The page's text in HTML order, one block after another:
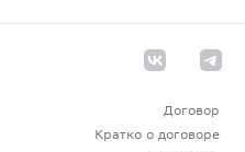
Договор
Кратко о договоре